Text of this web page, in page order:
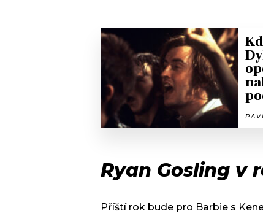
Ryan Gosling v
Příští rok bude pro Barbie s